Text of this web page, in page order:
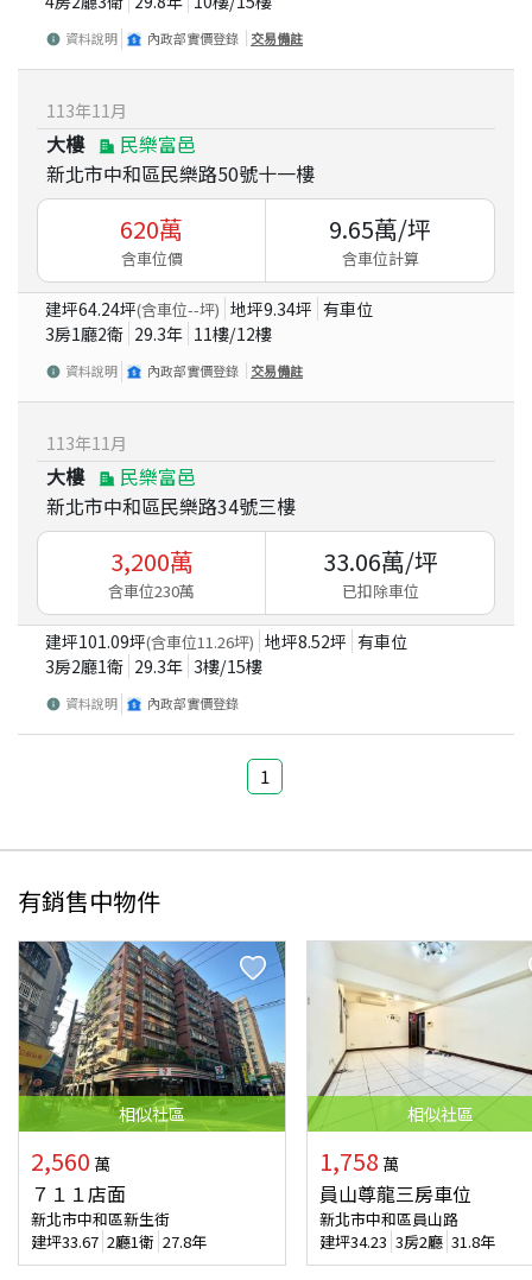
資料說明 內政部實價登錄 交易備註
113年11月
大樓
民樂富邑
新北市中和區民樂路50號十一樓
620萬
含車位價
9.65萬/坪
含車位計算
建坪64.24坪(含車位--坪) 地坪9.34坪 有車位
3房1廳2衛 29.3年 11樓/12樓
資料說明 內政部實價登錄 交易備註
113年11月
大樓
民樂富邑
新北市中和區民樂路34號三樓
3,200萬
含車位230萬
33.06萬/坪
已扣除車位
建坪101.09坪(含車位11.26坪) 地坪8.52坪 有車位
3房2廳1衛 29.3年 3樓/15樓
資料說明 內政部實價登錄
1
有銷售中物件
相似社區
2,560 萬
７１１店面
新北市中和區新生街
建坪33.67 2廳1衛 27.8年
相似社區
1,758 萬
員山尊龍三房車位
新北市中和區員山路
建坪34.23 3房2廳 31.8年